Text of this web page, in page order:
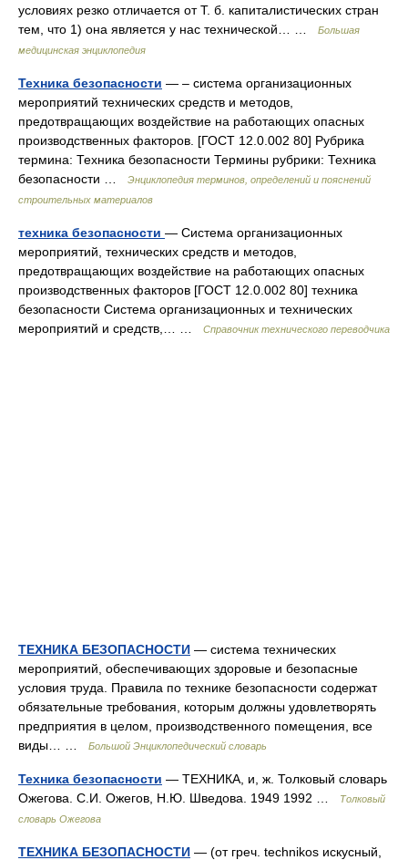
условиях резко отличается от Т. б. капиталистических стран
тем, что 1) она является у нас технической… …
Большая
медицинская энциклопедия
Техника безопасности — – система организационных
мероприятий технических средств и методов,
предотвращающих воздействие на работающих опасных
производственных факторов. [ГОСТ 12.0.002 80] Рубрика
термина: Техника безопасности Термины рубрики: Техника
безопасности …
Энциклопедия терминов, определений и пояснений
строительных материалов
техника безопасности — Система организационных
мероприятий, технических средств и методов,
предотвращающих воздействие на работающих опасных
производственных факторов [ГОСТ 12.0.002 80] техника
безопасности Система организационных и технических
мероприятий и средств,… …
Справочник технического переводчика
ТЕХНИКА БЕЗОПАСНОСТИ — система технических
мероприятий, обеспечивающих здоровые и безопасные
условия труда. Правила по технике безопасности содержат
обязательные требования, которым должны удовлетворять
предприятия в целом, производственного помещения, все
виды… …
Большой Энциклопедический словарь
Техника безопасности — ТЕХНИКА, и, ж. Толковый словарь
Ожегова. С.И. Ожегов, Н.Ю. Шведова. 1949 1992 …
Толковый
словарь Ожегова
ТЕХНИКА БЕЗОПАСНОСТИ — (от греч. technikos искусный,